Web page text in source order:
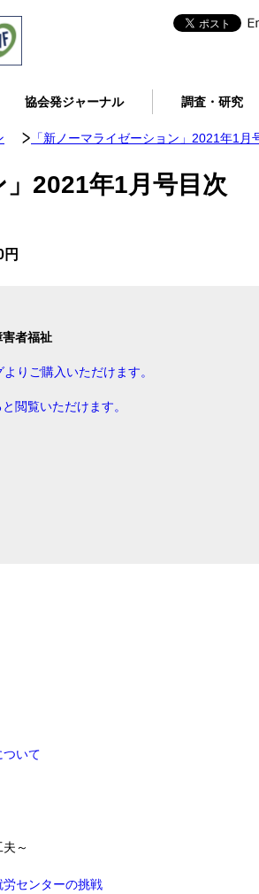
協会発ジャーナル 調査・研究
「新ノーマライゼーション」2021年1月
」2021年1月号目次
害者福祉
りご購入いただけます。
閲覧いただけます。
いて
～
センターの挑戦